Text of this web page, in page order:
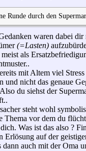
Runde durch den
waren dabei dir
(=Lasten)
als
mit Altem viel
und nicht das genaue
du siehst der
steht wohl
Thema vor dem du
Was ist das also ?
Erlösung auf der
dann auch mit der Oma